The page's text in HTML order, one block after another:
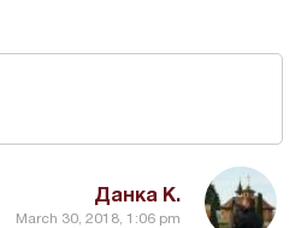
Данка К.
March 30, 2018, 1:06 pm